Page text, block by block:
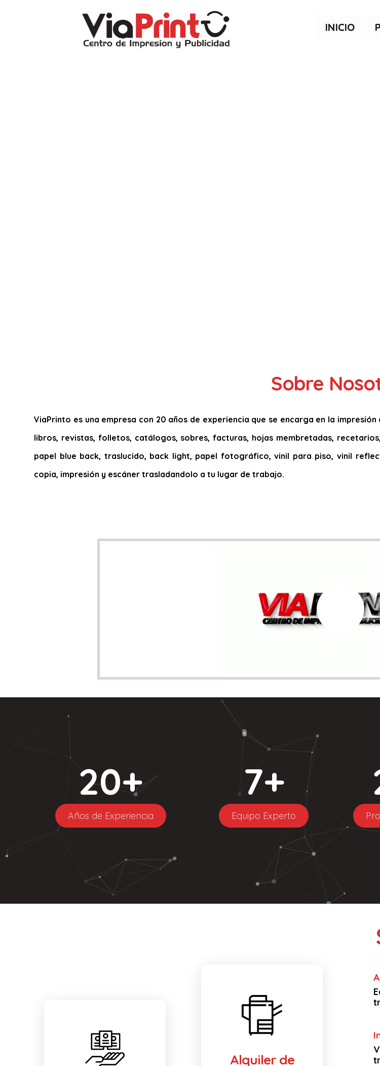
INICIO
Sobre
ViaPrinto es una empresa con 20 años de experiencia que se encarga en la
libros, revistas, folletos, catálogos, sobres, facturas, hojas membretadas,
papel blue back, traslucido, back light, papel fotográfico, vinil para piso, vinil
copia, impresión y escáner trasladandolo a tu lugar de trabajo.
20+
Años de Experiencia
7+
Equipo Experto
Alquiler de